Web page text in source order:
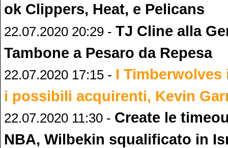
ok Clippers, Heat, e Pelicans
22.07.2020 20:29 - TJ Cline alla
Tambone a Pesaro da Repesa
22.07.2020 17:15 - I
i possibili acquirenti, Kevin
22.07.2020 11:30 - Create le
NBA, Wilbekin squalificato in